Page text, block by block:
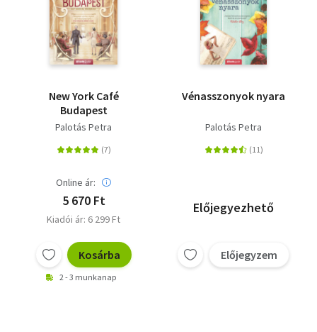
New York Café
Budapest
Palotás Petra
Online ár:
5 670 Ft
Kiadói ár: 6 299 Ft
Kosárba
2 - 3 munkanap
Vénasszonyok nyara
Palotás Petra
Előjegyezhető
Előjegyzem